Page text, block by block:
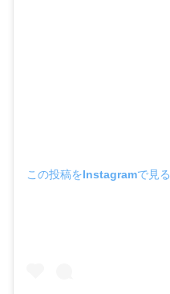
この投稿をInstagramで見る